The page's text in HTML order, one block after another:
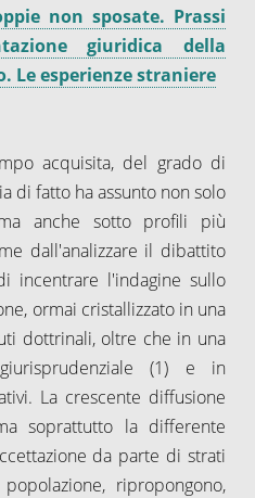
non sposate. Prassi
giuridica della
Le esperienze straniere
acquisita, del grado di
di fatto ha assunto non solo
anche sotto profili più
dall'analizzare il dibattito
incentrare l'indagine sullo
ormai cristallizzato in una
dottrinali, oltre che in una
(1) e in
La crescente diffusione
soprattutto la differente
da parte di strati
ripropongono,